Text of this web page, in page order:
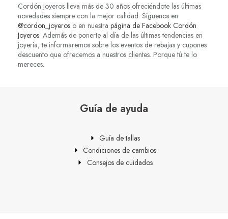
Cordón Joyeros lleva más de 30 años ofreciéndote las últimas
novedades siempre con la mejor calidad. Síguenos en
@cordon_joyeros o en nuestra página de Facebook Cordón
Joyeros. Además de ponerte al día de las últimas tendencias en
joyería, te informaremos sobre los eventos de rebajas y cupones
descuento que ofrecemos a nuestros clientes. Porque tú te lo
mereces.
Guía de ayuda
Guía de tallas
Condiciones de cambios
Consejos de cuidados